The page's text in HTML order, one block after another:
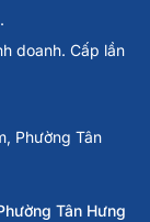
doanh. Cấp lần
Phường Tân
Tân Hưng